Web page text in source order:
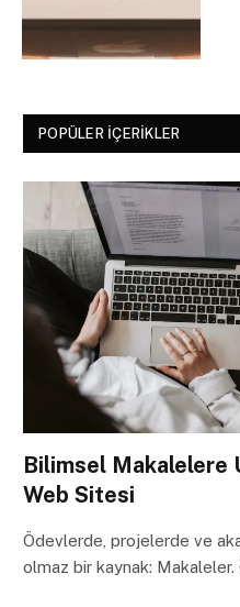
POPÜLER İÇERIKLER
Bilimsel Makalelere
Web Sitesi
Ödevlerde, projelerde ve
olmaz bir kaynak: